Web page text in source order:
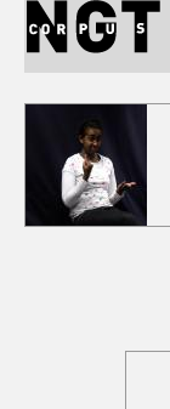
Jump
navigation